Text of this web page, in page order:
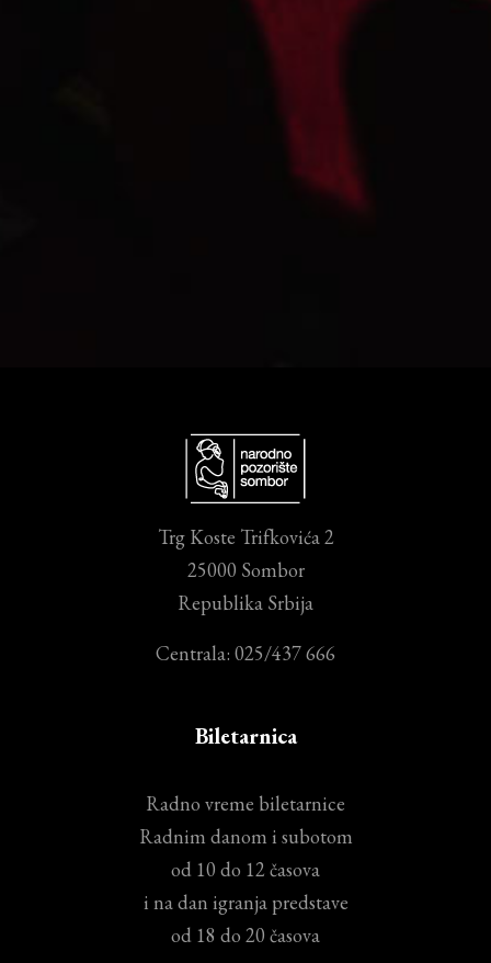
Trg Koste Trifkovića 2
25000 Sombor
Republika Srbija
Centrala: 025/437 666
Biletarnica
Radno vreme biletarnice
Radnim danom i subotom
od 10 do 12 časova
i na dan igranja predstave
od 18 do 20 časova